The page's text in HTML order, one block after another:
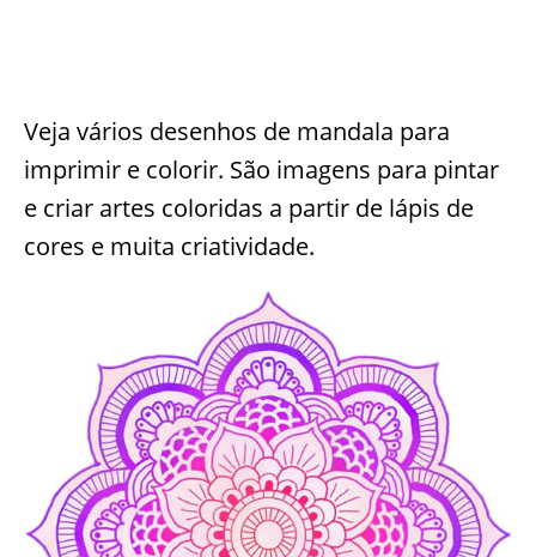
Veja vários desenhos de mandala para
imprimir e colorir. São imagens para pintar
e criar artes coloridas a partir de lápis de
cores e muita criatividade.